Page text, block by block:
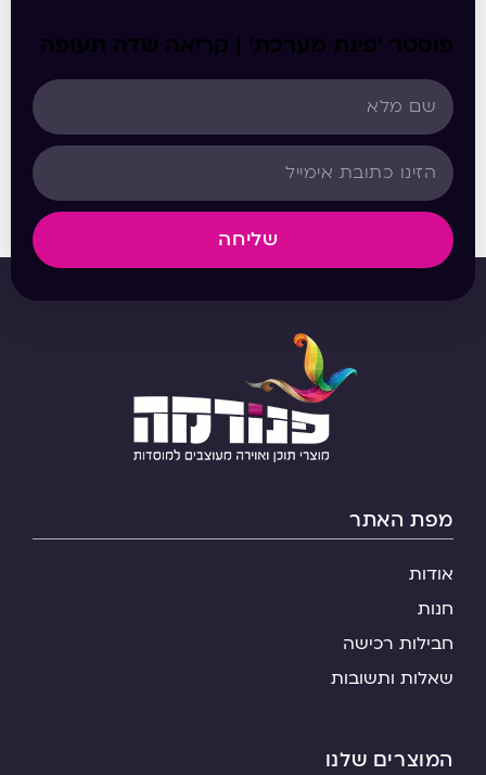
פוסטר ‘פינת מערכת’ | קריאה שדה תעופה
שליחה
מפת האתר
אודות
חנות
חבילות רכישה
שאלות ותשובות
המוצרים שלנו